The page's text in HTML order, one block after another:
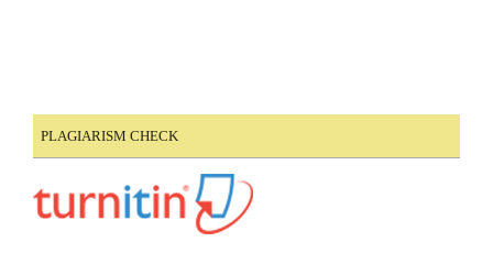
PLAGIARISM CHECK